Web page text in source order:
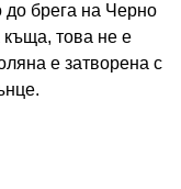
до брега на Черно
това не е
е затворена с